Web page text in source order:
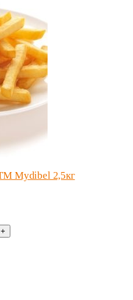
Mydibel 2,5кг
+